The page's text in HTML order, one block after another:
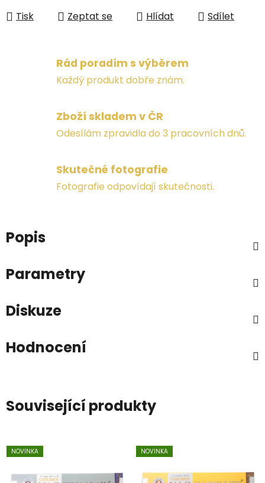
Tisk Zeptat se Hlídat Sdílet
Rád poradím s výběrem
Každý produkt dobře znám.
Zboží skladem v ČR
Odesílám zpravidla do 3 pracovních dnů.
Skutečné fotografie
Fotografie odpovídají skutečnosti.
Popis
Parametry
Diskuze
Hodnocení
Související produkty
NOVINKA NOVINKA